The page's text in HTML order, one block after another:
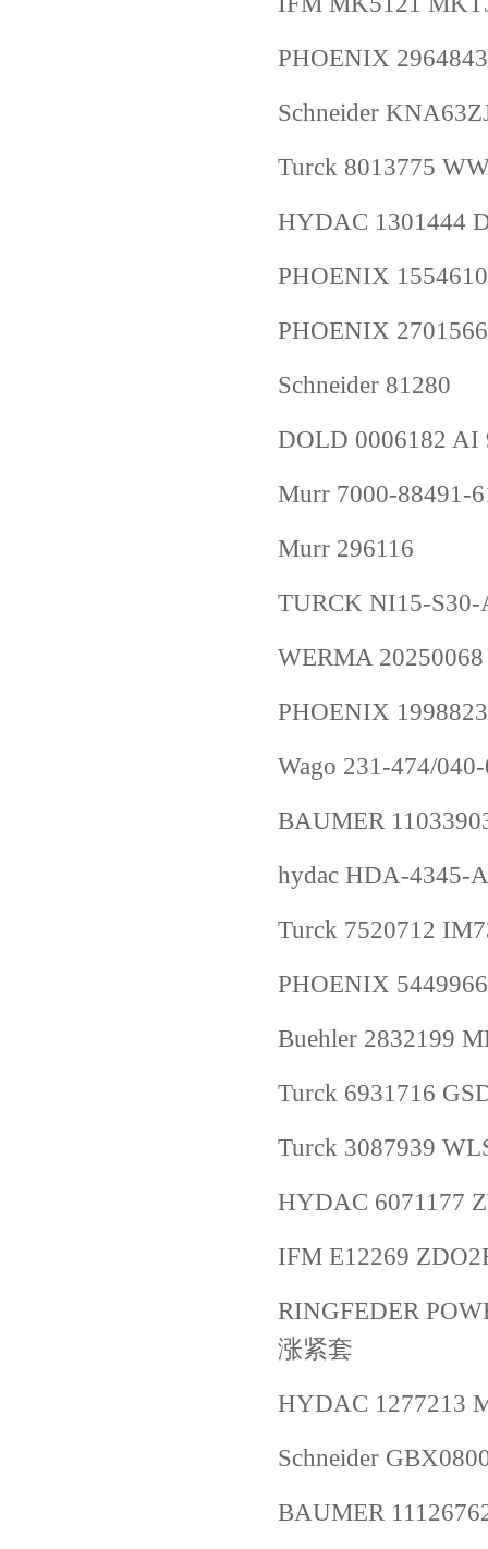
PHOENIX 2964843
Schneider
Turck 8013775
HYDAC 1301444
PHOENIX 1554610
PHOENIX 2701566
Schneider 81280
DOLD 0006182 AI
Murr 7000-88491-
Murr 296116
TURCK NI15-S30-
WERMA
PHOENIX 1998823
Wago 231-474/
BAUMER
hydac HDA-4345-
Turck 7520712
PHOENIX 5449966
Buehler 2832199
Turck 6931716
Turck 3087939
HYDAC 6071177
IFM E12269
RINGFEDER
涨紧套
HYDAC 1277213
Schneider
BAUMER